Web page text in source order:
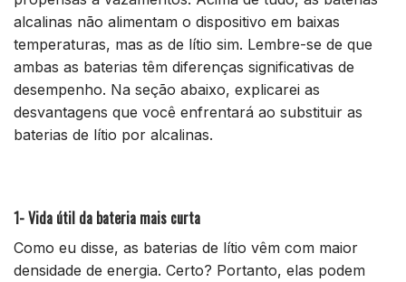
alcalinas não alimentam o dispositivo em baixas
temperaturas, mas as de lítio sim. Lembre-se de que
ambas as baterias têm diferenças significativas de
desempenho. Na seção abaixo, explicarei as
desvantagens que você enfrentará ao substituir as
baterias de lítio por alcalinas.
1- Vida útil da bateria mais curta
Como eu disse, as baterias de lítio vêm com maior
densidade de energia. Certo? Portanto, elas podem